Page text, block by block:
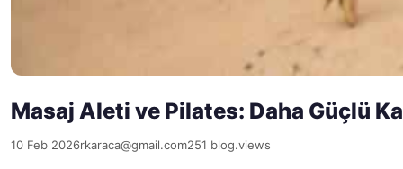
Masaj Aleti ve Pilates: Daha Güçlü
10 Feb 2026rkaraca@gmail.com251 blog.views